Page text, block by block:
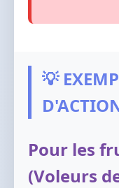
💡
Pour les
(Voleurs